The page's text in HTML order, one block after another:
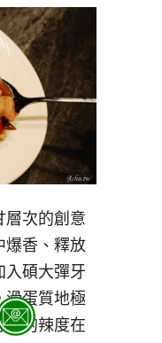
層次的創意
爆香、釋放
入碩大彈牙
滑蛋質地極
服的辣度在